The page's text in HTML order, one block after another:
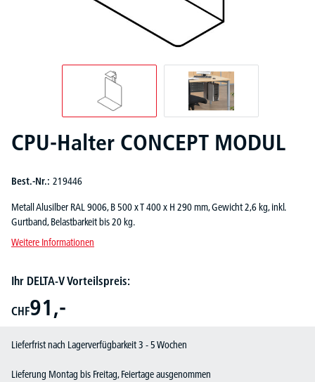
CPU-Halter CONCEPT MODUL
Best.-Nr.: 219446
Metall Alusilber RAL 9006, B 500 x T 400 x H 290 mm, Gewicht 2,6 kg, inkl.
Gurtband, Belastbarkeit bis 20 kg.
Weitere Informationen
Ihr DELTA-V Vorteilspreis:
CHF91,-
Lieferfrist nach Lagerverfügbarkeit 3 - 5 Wochen
Lieferung Montag bis Freitag, Feiertage ausgenommen